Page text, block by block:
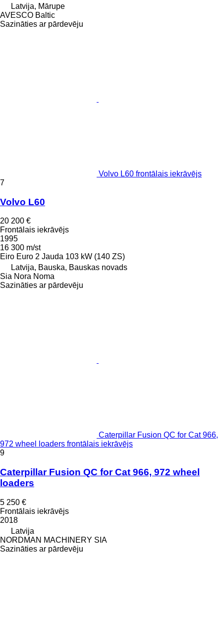
Latvija, Mārupe
AVESCO Baltic
Sazināties ar pārdevēju
Volvo L60 frontālais iekrāvējs
7
Volvo L60
20 200 €
Frontālais iekrāvējs
1995
16 300 m/st
Eiro Euro 2 Jauda 103 kW (140 ZS)
Latvija, Bauska, Bauskas novads
Sia Nora Noma
Sazināties ar pārdevēju
Caterpillar Fusion QC for Cat 966,
972 wheel loaders frontālais iekrāvējs
9
Caterpillar Fusion QC for Cat 966, 972 wheel
loaders
5 250 €
Frontālais iekrāvējs
2018
Latvija
NORDMAN MACHINERY SIA
Sazināties ar pārdevēju